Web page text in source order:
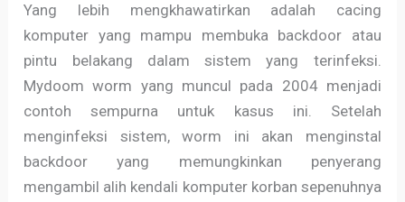
Yang lebih mengkhawatirkan adalah cacing
komputer yang mampu membuka backdoor atau
pintu belakang dalam sistem yang terinfeksi.
Mydoom worm yang muncul pada 2004 menjadi
contoh sempurna untuk kasus ini. Setelah
menginfeksi sistem, worm ini akan menginstal
backdoor yang memungkinkan penyerang
mengambil alih kendali komputer korban sepenuhnya